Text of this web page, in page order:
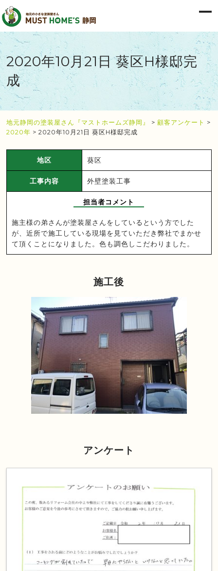
2020年10月21日 葵区H様邸完
成
地元静岡の塗装屋さん『マストホームズ静岡』 >顧客アンケート >
2020年 >2020年10月21日 葵区H様邸完成
地区 葵区
工事内容 外壁塗装工事
担当者コメント
施主様の弟さんが塗装屋さんをしているという方でした
が、近所で施工している現場を見ていただき弊社でまかせ
て頂くことになりました。色も調色しこだわりました。
施工後
アンケート